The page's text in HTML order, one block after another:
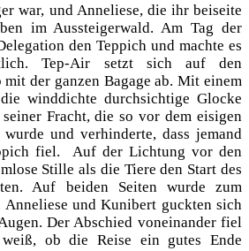
war, und Anneliese, die ihr beiseite
im Aussteigerwald. Am Tag der
den Teppich und machte es
Tep-Air setzt sich auf den
der ganzen Bagage ab. Mit einem
winddichte durchsichtige Glocke
Fracht, die so vor dem eisigen
und verhinderte, dass jemand
fiel. Auf der Lichtung vor den
Stille als die Tiere den Start des
Auf beiden Seiten wurde zum
Anneliese und Kunibert guckten sich
Der Abschied voneinander fiel
ob die Reise ein gutes Ende